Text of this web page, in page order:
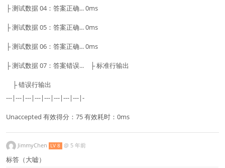
├ 测试数据 04：答案正确... 0ms
├ 测试数据 05：答案正确... 0ms
├ 测试数据 06：答案正确... 0ms
├ 测试数据 07：答案错误... ├ 标准行输出
├ 错误行输出
---|---|---|---|---|---|---|---|-
Unaccepted 有效得分：75 有效耗时：0ms
JimmyChen LV 8 @ 5 年前
标答（大嘘）